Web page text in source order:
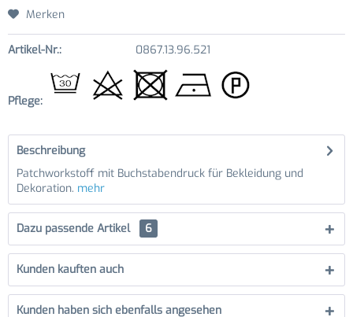
Merken
Artikel-Nr.: 0867.13.96.521
Pflege:
Beschreibung
Patchworkstoff mit Buchstabendruck für Bekleidung und
Dekoration. mehr
Dazu passende Artikel 6
Kunden kauften auch
Kunden haben sich ebenfalls angesehen